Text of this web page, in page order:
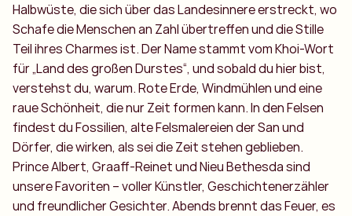
Halbwüste, die sich über das Landesinnere erstreckt, wo
Schafe die Menschen an Zahl übertreffen und die Stille
Teil ihres Charmes ist. Der Name stammt vom Khoi-Wort
für „Land des großen Durstes“, und sobald du hier bist,
verstehst du, warum. Rote Erde, Windmühlen und eine
raue Schönheit, die nur Zeit formen kann. In den Felsen
findest du Fossilien, alte Felsmalereien der San und
Dörfer, die wirken, als sei die Zeit stehen geblieben.
Prince Albert, Graaff-Reinet und Nieu Bethesda sind
unsere Favoriten – voller Künstler, Geschichtenerzähler
und freundlicher Gesichter. Abends brennt das Feuer, es